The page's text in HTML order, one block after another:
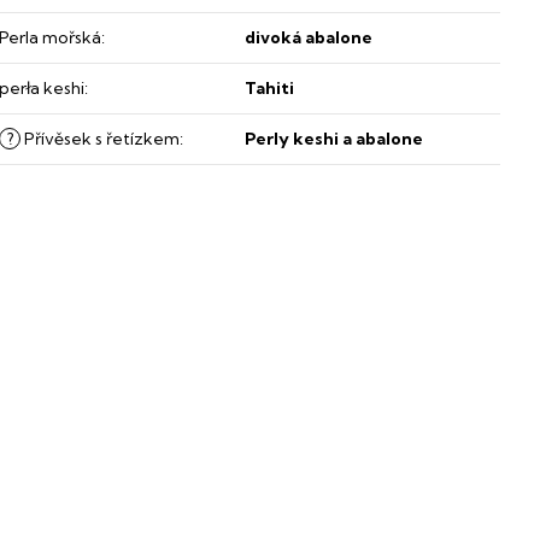
Perla mořská: divoká abalone
perła keshi: Tahiti
? Přívěsek s řetízkem: Perly keshi a abalone